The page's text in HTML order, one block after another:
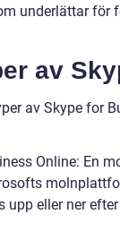
underlättar för
av
av Skype for
Online: En
upp eller ner